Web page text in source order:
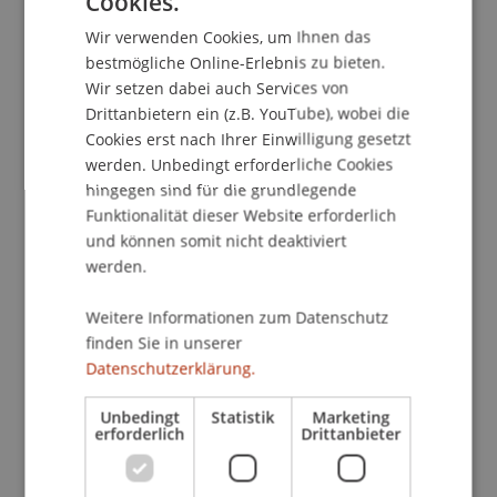
KI-Agenten: Die neue Ära der
Cyberbedrohungen?
19. Juni 2026
Wir verwenden Cookies, um Ihnen das
bestmögliche Online-Erlebnis zu bieten.
Wir setzen dabei auch Services von
Drittanbietern ein (z.B. YouTube), wobei die
Cookies erst nach Ihrer Einwilligung gesetzt
werden. Unbedingt erforderliche Cookies
hingegen sind für die grundlegende
Funktionalität dieser Website erforderlich
und können somit nicht deaktiviert
werden.
Weitere Informationen zum Datenschutz
finden Sie in unserer
Datenschutzerklärung.
Unbedingt
erforderlich
Statistik Marketing
Drittanbieter